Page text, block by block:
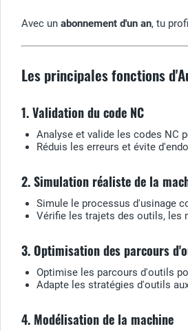
Avec un abonnement d'un an, tu
Les principales fonctions
1. Validation du code NC
Analyse et valide les codes NC
Réduis les erreurs et évite
2. Simulation réaliste de la
Simule le processus d'usinage
Vérifie les trajets des outils, les
3. Optimisation des parcours
Optimise les parcours d'outils
Adapte les stratégies d'outils
4. Modélisation de la machine